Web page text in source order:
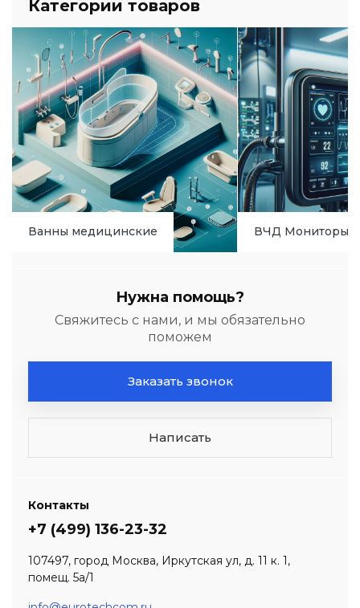
Категории товаров
Ванны медицинские ВЧД Мониторы
Нужна помощь?
Свяжитесь с нами, и мы обязательно
поможем
Заказать звонок
Написать
Контакты
+7 (499) 136-23-32
107497, город Москва, Иркутская ул, д. 11 к. 1,
помещ. 5а/1